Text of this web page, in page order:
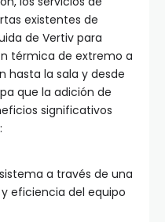
existentes de
de Vertiv para
térmica de extremo a
hasta la sala y desde
que la adición de
significativos
a través de una
eficiencia del equipo